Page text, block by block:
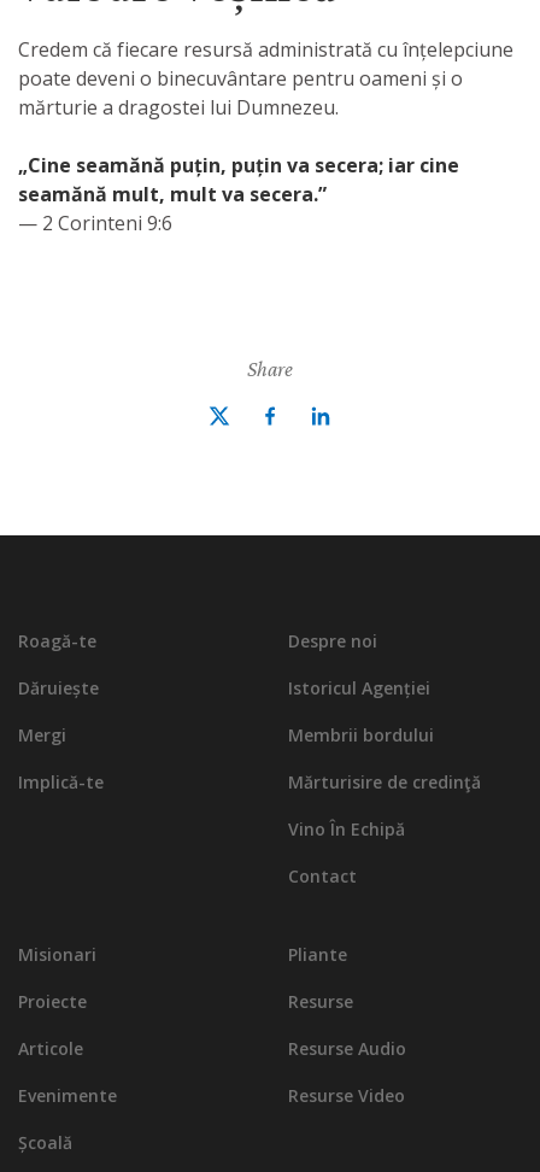
Credem că fiecare resursă administrată cu înțelepciune
poate deveni o binecuvântare pentru oameni și o
mărturie a dragostei lui Dumnezeu.
„Cine seamănă puțin, puțin va secera; iar cine
seamănă mult, mult va secera.”
— 2 Corinteni 9:6
Share
Roagă-te
Dăruiește
Mergi
Implică-te
Despre noi
Istoricul Agenției
Membrii bordului
Mărturisire de credinţă
Vino În Echipă
Contact
Misionari
Proiecte
Articole
Evenimente
Școală
Pliante
Resurse
Resurse Audio
Resurse Video